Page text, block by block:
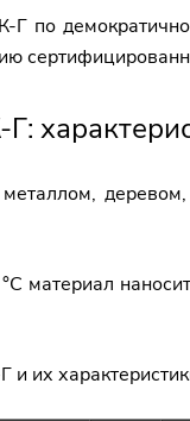
Г по
материал
их